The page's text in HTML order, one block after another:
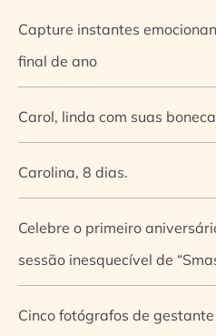
Capture instantes
final de ano
Carol, linda com suas
Carolina, 8 dias.
Celebre o primeiro
sessão inesquecível de
Cinco fotógrafos de